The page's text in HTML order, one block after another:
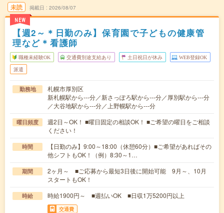
未読
NEW
掲載日 2026/08/07
【週2～＊日勤のみ】保育園で子どもの健康管
理など＊看護師
職種未経験OK 交通費別途支給あり 土日祝日が休み WEB登録OK
派遣
勤務地
札幌市厚別区
新札幌駅から---分／新さっぽろ駅から---分／厚別駅から---分
／大谷地駅から---分／上野幌駅から---分
曜日頻度
週2日～OK！ ■曜日固定の相談OK！ ■ご希望の曜日をご相談
ください！
時間
【日勤のみ】9:00～18:00（休憩60分）■ご希望があればその
他シフトもOK！（例）8:30～1…
期間
2ヶ月～ ■ご応募から最短3日後に開始可能 9月～、10月
スタートもOK！
時給 時給1900円～ ■週払いOK ■日収1万5200円以上
交通費